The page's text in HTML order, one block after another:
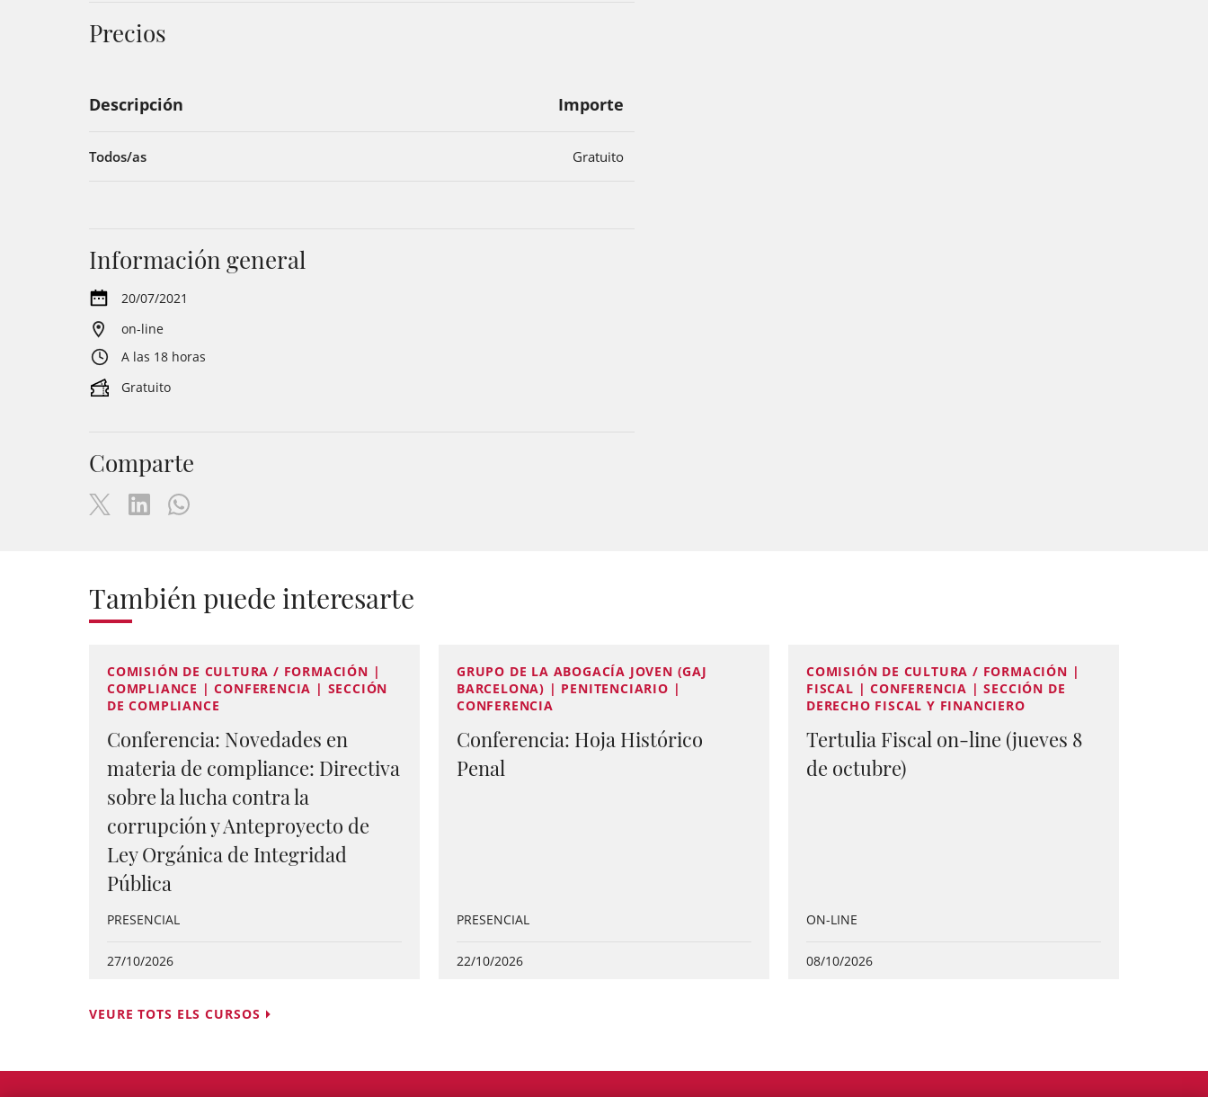
Precios
Descripción Importe
Todos/as Gratuito
Información general
20/07/2021
on-line
A las 18 horas
Gratuito
Comparte
También puede interesarte
COMISIÓN DE CULTURA / FORMACIÓN |
COMPLIANCE | CONFERENCIA | SECCIÓN
DE COMPLIANCE
Conferencia: Novedades en
materia de compliance: Directiva
sobre la lucha contra la
corrupción y Anteproyecto de
Ley Orgánica de Integridad
Pública
PRESENCIAL
27/10/2026
GRUPO DE LA ABOGACÍA JOVEN (GAJ
BARCELONA) | PENITENCIARIO |
CONFERENCIA
Conferencia: Hoja Histórico
Penal
PRESENCIAL
22/10/2026
COMISIÓN DE CULTURA / FORMACIÓN |
FISCAL | CONFERENCIA | SECCIÓN DE
DERECHO FISCAL Y FINANCIERO
Tertulia Fiscal on-line (jueves 8
de octubre)
ON-LINE
08/10/2026
VEURE TOTS ELS CURSOS